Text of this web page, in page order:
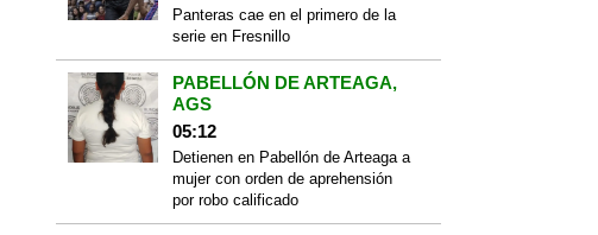
Panteras cae en el primero de la
serie en Fresnillo
PABELLÓN DE ARTEAGA,
AGS
05:12
Detienen en Pabellón de Arteaga a
mujer con orden de aprehensión
por robo calificado